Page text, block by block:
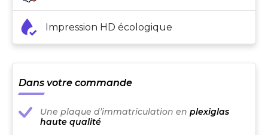
Impression HD écologique
Dans votre commande
Une plaque d’immatriculation en plexiglas
haute qualité